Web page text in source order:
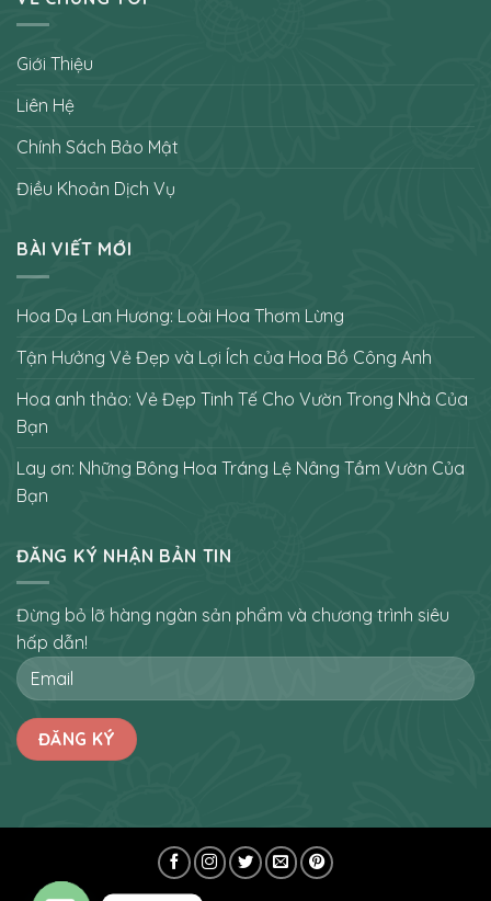
Giới Thiệu
Liên Hệ
Chính Sách Bảo Mật
Điều Khoản Dịch Vụ
BÀI VIẾT MỚI
Hoa Dạ Lan Hương: Loài Hoa Thơm Lừng
Tận Hưởng Vẻ Đẹp và Lợi Ích của Hoa Bồ Công Anh
Hoa anh thảo: Vẻ Đẹp Tinh Tế Cho Vườn Trong Nhà Của
Bạn
Lay ơn: Những Bông Hoa Tráng Lệ Nâng Tầm Vườn Của
Bạn
ĐĂNG KÝ NHẬN BẢN TIN
Đừng bỏ lỡ hàng ngàn sản phẩm và chương trình siêu
hấp dẫn!